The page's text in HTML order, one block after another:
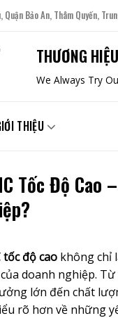
Bảo An, Thâm Quyến,
THƯƠNG
We Always Try
THIỆU
Tốc Độ
tốc độ caokhông chỉ
doanh nghiệp.
lớn đến chất
rõ hơn về những